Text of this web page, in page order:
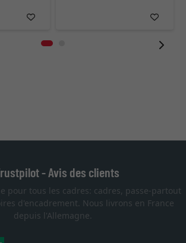
- Avis des clients
pour tous les cadres: cadres, passe-partout
d'encadrement. Nous livrons en France
depuis l'Allemagne.